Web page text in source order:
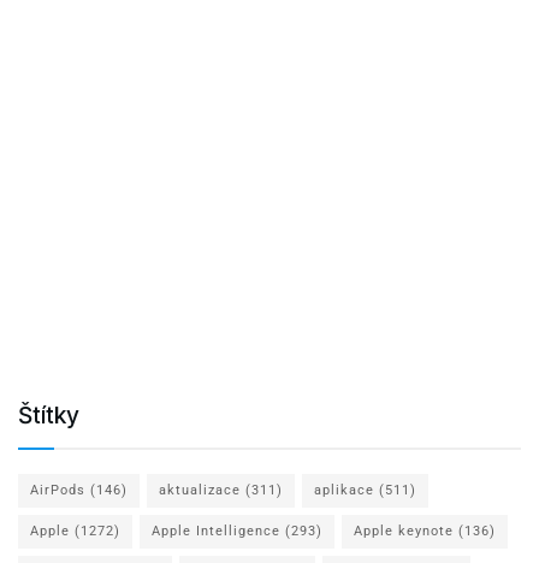
Štítky
AirPods (146) aktualizace (311) aplikace (511)
Apple (1272) Apple Intelligence (293) Apple keynote (136)